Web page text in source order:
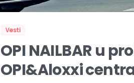
Vesti
OPI NAILBAR u
OPI&Aloxxi